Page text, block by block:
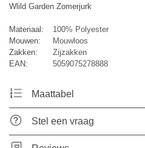
Wlild Garden Zomerjurk
Materiaal:
100% Polyester
Mouwen:
Mouwloos
Zakken:
Zijzakken
EAN:
5059075278888
Maattabel
Stel een vraag